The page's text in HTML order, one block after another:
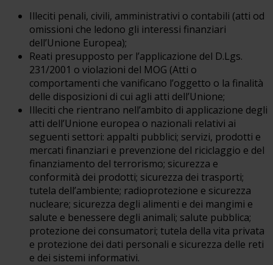
Illeciti penali, civili, amministrativi o contabili (atti od
omissioni che ledono gli interessi finanziari
dell’Unione Europea);
Reati presupposto per l’applicazione del D.Lgs.
231/2001 o violazioni del MOG (Atti o
comportamenti che vanificano l’oggetto o la finalità
delle disposizioni di cui agli atti dell’Unione;
Illeciti che rientrano nell’ambito di applicazione degli
atti dell’Unione europea o nazionali relativi ai
seguenti settori: appalti pubblici; servizi, prodotti e
mercati finanziari e prevenzione del riciclaggio e del
finanziamento del terrorismo; sicurezza e
conformità dei prodotti; sicurezza dei trasporti;
tutela dell’ambiente; radioprotezione e sicurezza
nucleare; sicurezza degli alimenti e dei mangimi e
salute e benessere degli animali; salute pubblica;
protezione dei consumatori; tutela della vita privata
e protezione dei dati personali e sicurezza delle reti
e dei sistemi informativi.